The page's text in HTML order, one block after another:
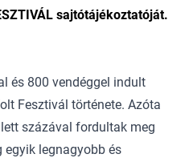
sajtótájékoztatóját.
és 800 vendéggel indult
Fesztivál története. Azóta
százával fordultak meg
legnagyobb és